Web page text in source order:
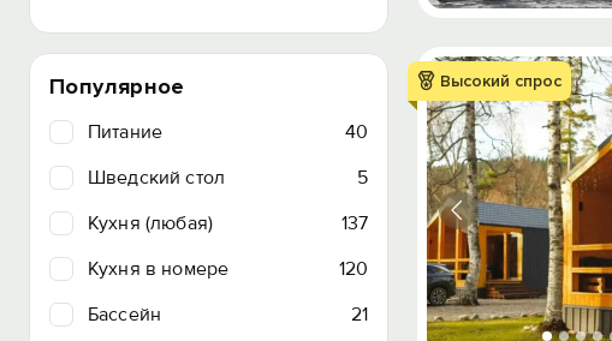
Популярное
Питание
40
Шведский стол
5
Кухня (любая)
137
Кухня в номере
120
Бассейн
21
Высокий спрос